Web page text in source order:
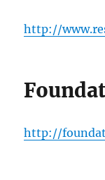
http://
http://